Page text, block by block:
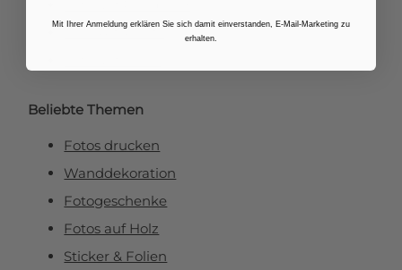
Fine-Art-Prints
Beliebte Themen
Fotos drucken
Wanddekoration
Fotogeschenke
Fotos auf Holz
Sticker & Folien
Mit Ihrer Anmeldung erklären Sie sich damit einverstanden, E-Mail-Marketing zu
erhalten.